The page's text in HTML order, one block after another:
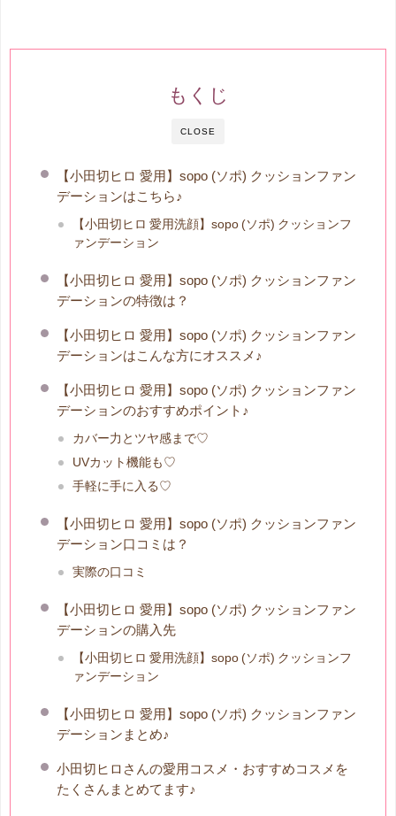
CLOSE
もくじ
【小田切ヒロ 愛用】sopo (ソポ) クッションファン
デーションはこちら♪
【小田切ヒロ 愛用洗顔】sopo (ソポ) クッションフ
ァンデーション
【小田切ヒロ 愛用】sopo (ソポ) クッションファン
デーションの特徴は？
【小田切ヒロ 愛用】sopo (ソポ) クッションファン
デーションはこんな方にオススメ♪
【小田切ヒロ 愛用】sopo (ソポ) クッションファン
デーションのおすすめポイント♪
カバー力とツヤ感まで♡
UVカット機能も♡
手軽に手に入る♡
【小田切ヒロ 愛用】sopo (ソポ) クッションファン
デーション口コミは？
実際の口コミ
【小田切ヒロ 愛用】sopo (ソポ) クッションファン
デーションの購入先
【小田切ヒロ 愛用洗顔】sopo (ソポ) クッションフ
ァンデーション
【小田切ヒロ 愛用】sopo (ソポ) クッションファン
デーションまとめ♪
小田切ヒロさんの愛用コスメ・おすすめコスメを
たくさんまとめてます♪